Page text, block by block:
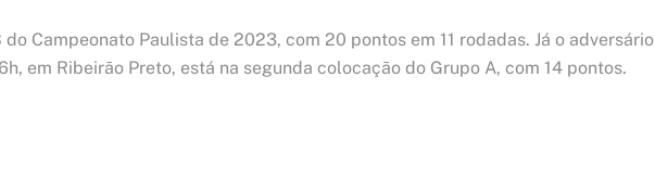
Campeonato Paulista de 2023, com 20 pontos em 11 rodadas. Já o adversário
em Ribeirão Preto, está na segunda colocação do Grupo A, com 14 pontos.